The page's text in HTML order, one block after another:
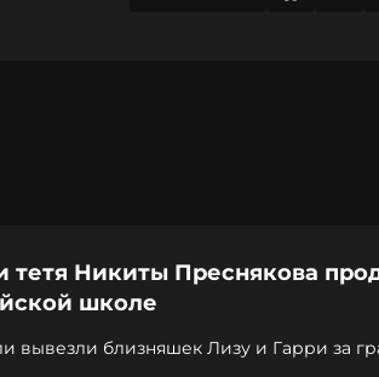
тетя Никиты Преснякова
школе
вывезли близняшек Лизу и Гарри за